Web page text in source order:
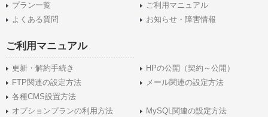
プラン一覧
ご利用マニュアル
よくある質問
お知らせ・障害情報
ご利用マニュアル
更新・解約手続き
HPの公開（契約～公開）
FTP関連の設定方法
メール関連の設定方法
各種CMS設置方法
オプションプランの利用方法
MySQL関連の設定方法